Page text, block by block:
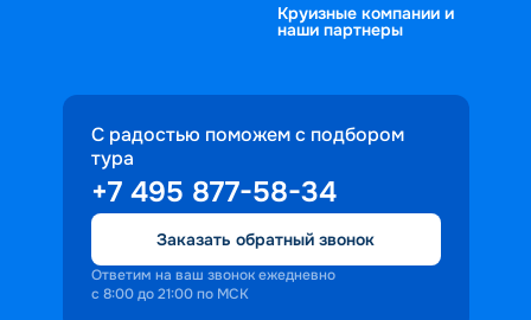
Круизные компании и
наши партнеры
С радостью поможем с подбором
тура
+7 495 877-58-34
Заказать обратный звонок
Ответим на ваш звонок ежедневно
с 8:00 до 21:00 по МСК